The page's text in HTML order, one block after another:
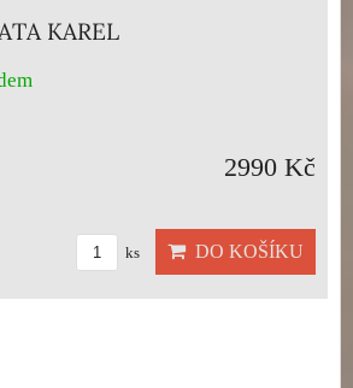
KAREL
2990 Kč
ks DO KOŠÍKU